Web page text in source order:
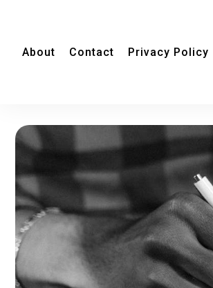
About Contact Privacy Policy